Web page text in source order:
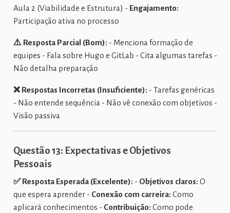
Aula 2 (Viabilidade e Estrutura) - Engajamento:
Participação ativa no processo
⚠️ Resposta Parcial (Bom): - Menciona formação de
equipes - Fala sobre Hugo e GitLab - Cita algumas tarefas -
Não detalha preparação
❌ Respostas Incorretas (Insuficiente): - Tarefas genéricas
- Não entende sequência - Não vê conexão com objetivos -
Visão passiva
Questão 13: Expectativas e Objetivos
Pessoais
✅ Resposta Esperada (Excelente): - Objetivos claros: O
que espera aprender - Conexão com carreira: Como
aplicará conhecimentos - Contribuição: Como pode